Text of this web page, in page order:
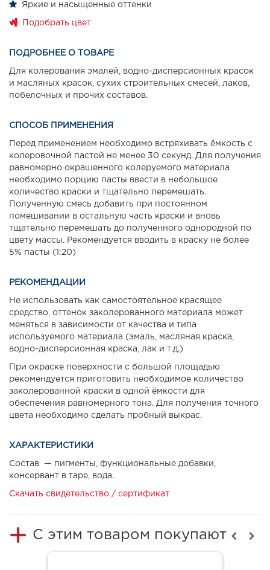
Яркие и насыщенные оттенки
Подобрать цвет
ПОДРОБНЕЕ О ТОВАРЕ
Для колерования эмалей, водно-дисперсионных красок
и масляных красок, сухих строительных смесей, лаков,
побелочных и прочих составов.
СПОСОБ ПРИМЕНЕНИЯ
Перед применением необходимо встряхивать ёмкость с
колеровочной пастой не менее 30 секунд. Для получения
равномерно окрашенного колеруемого материала
необходимо порцию пасты ввести в небольшое
количество краски и тщательно перемешать.
Полученную смесь добавить при постоянном
помешивании в остальную часть краски и вновь
тщательно перемешать до полученного однородной по
цвету массы. Рекомендуется вводить в краску не более
5% пасты (1:20)
РЕКОМЕНДАЦИИ
Не использовать как самостоятельное красящее
средство, оттенок заколерованного материала может
меняться в зависимости от качества и типа
используемого материала (эмаль, масляная краска,
водно-дисперсионная краска, лак и т.д.)
При окраске поверхности с большой площадью
рекомендуется приготовить необходимое количество
заколерованной краски в одной ёмкости для
обеспечения равномерного тона. Для получения точного
цвета необходимо сделать пробный выкрас.
ХАРАКТЕРИСТИКИ
Состав — пигменты, функциональные добавки,
консервант в таре, вода.
Скачать свидетельство / сертификат
С этим товаром покупают